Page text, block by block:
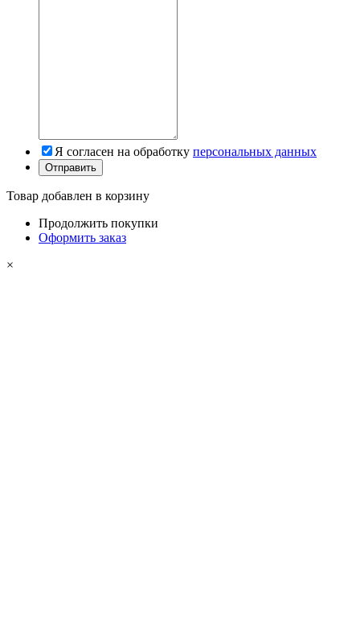
Я согласен на обработку персональных данных
Товар добавлен в корзину
Продолжить покупки
Оформить заказ
×